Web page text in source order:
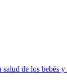
salud de los bebés